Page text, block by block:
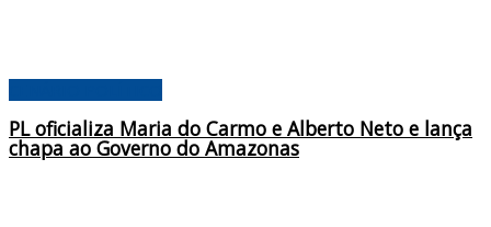
PL oficializa Maria do Carmo e Alberto Neto e lança
chapa ao Governo do Amazonas